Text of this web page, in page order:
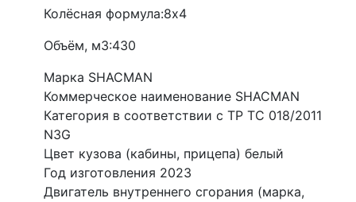
Колёсная формула:8x4
Объём, м3:430
Марка SHACMAN
Коммерческое наименование SHACMAN
Категория в соответствии с ТР ТС 018/2011
N3G
Цвет кузова (кабины, прицепа) белый
Год изготовления 2023
Двигатель внутреннего сгорания (марка,